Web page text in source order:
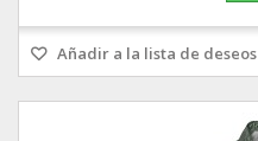
Añadir a la lista de deseos